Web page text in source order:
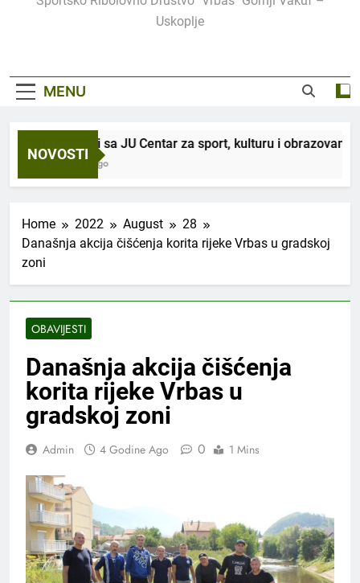
Uskoplje
MENU
NOVOSTI
U saradnji sa JU Centar za sport, kulturu i obrazovanje,
3 Sedmice Ago
Home 2022 August
28
Današnja akcija čišćenja korita rijeke Vrbas u gradskoj
zoni
OBAVIJESTI
Današnja akcija čišćenja
korita rijeke Vrbas u
gradskoj zoni
Admin 4 Godine Ago 0 1 Mins